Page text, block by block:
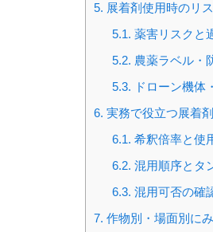
5. 展着剤使用時のリ
5.1. 薬害リスクと
5.2. 農薬ラベル・
5.3. ドローン機体
6. 実務で役立つ展着
6.1. 希釈倍率と使
6.2. 混用順序とタ
6.3. 混用可否の確
7. 作物別・場面別に